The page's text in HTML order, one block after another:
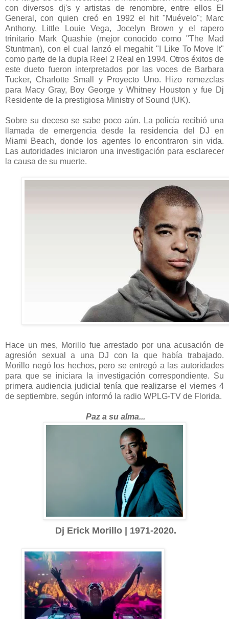
con diversos dj's y artistas de renombre, entre ellos El
General, con quien creó en 1992 el hit "Muévelo"; Marc
Anthony, Little Louie Vega, Jocelyn Brown y el rapero
trinitario Mark Quashie (mejor conocido como "The Mad
Stuntman), con el cual lanzó el megahit "I Like To Move It"
como parte de la dupla Reel 2 Real en 1994. Otros éxitos de
este dueto fueron interpretados por las voces de Barbara
Tucker, Charlotte Small y Proyecto Uno. Hizo remezclas
para Macy Gray, Boy George y Whitney Houston y fue Dj
Residente de la prestigiosa Ministry of Sound (UK).
Sobre su deceso se sabe poco aún. La policía recibió una
llamada de emergencia desde la residencia del DJ en
Miami Beach, donde los agentes lo encontraron sin vida.
Las autoridades iniciaron una investigación para esclarecer
la causa de su muerte.
Hace un mes, Morillo fue arrestado por una acusación de
agresión sexual a una DJ con la que había trabajado.
Morillo negó los hechos, pero se entregó a las autoridades
para que se iniciara la investigación correspondiente. Su
primera audiencia judicial tenía que realizarse el viernes 4
de septiembre, según informó la radio WPLG-TV de Florida.
Paz a su alma...
Dj Erick Morillo | 1971-2020.